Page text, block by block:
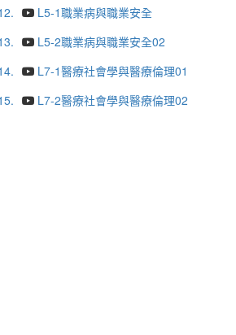
L5-1職業病與職業安全
L5-2職業病與職業安全02
L7-1醫療社會學與醫療倫理01
L7-2醫療社會學與醫療倫理02